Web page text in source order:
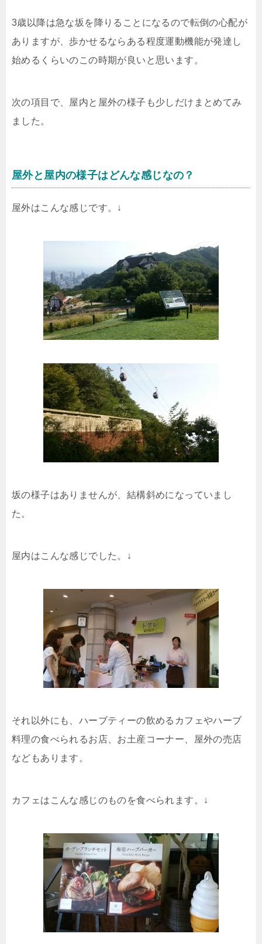
3歳以降は急な坂を降りることになるので転倒の心配が
ありますが、歩かせるならある程度運動機能が発達し
始めるくらいのこの時期が良いと思います。
次の項目で、屋内と屋外の様子も少しだけまとめてみ
ました。
屋外と屋内の様子はどんな感じなの？
屋外はこんな感じです。↓
坂の様子はありませんが、結構斜めになっていまし
た。
屋内はこんな感じでした。↓
それ以外にも、ハーブティーの飲めるカフェやハーブ
料理の食べられるお店、お土産コーナー、屋外の売店
などもあります。
カフェはこんな感じのものを食べられます。↓